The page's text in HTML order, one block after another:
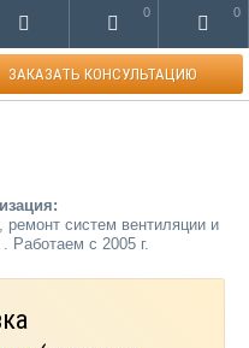
0 0
ремонт систем вентиляции и
Работаем с 2005 г.
ЗАКАЗАТЬ КОНСУЛЬТАЦИЮ